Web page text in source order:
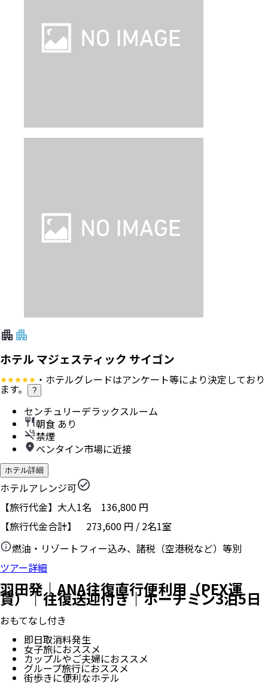
ホテル マジェスティック サイゴン
・ホテルグレードはアンケート等により決定しており
ます。 ?
センチュリーデラックスルーム
朝食 あり
禁煙
ベンタイン市場に近接
ホテル詳細
ホテルアレンジ可
【旅行代金】大人1名 136,800 円
【旅行代金合計】 273,600 円 / 2名1室
燃油・リゾートフィー込み、諸税（空港税など）等別
ツアー詳細
羽田発｜ANA往復直行便利用（PEX運
賃）｜往復送迎付き｜ホーチミン3泊5日
おもてなし付き
即日取消料発生
女子旅におススメ
カップルやご夫婦におススメ
グループ旅行におススメ
街歩きに便利なホテル